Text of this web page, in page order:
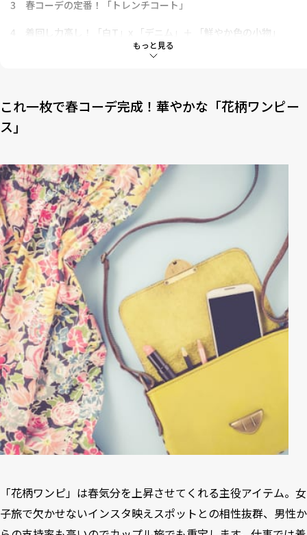
もっと見る
3
春コーデの定番！「トレンチコート」
4
着回し力高し！「白T」x 「デニム」＋ 「鮮やか色の小物」
「デニムシャツ」 ｘ 「チュールスカート」のミックスコーデ
これ一枚で春コーデ完成！華やかな「花柄ワンピー
ス」
「花柄ワンピ」は春気分を上昇させてくれる主役アイテム。女
子旅で欠かせないインスタ映えスポットとの相性抜群、男性か